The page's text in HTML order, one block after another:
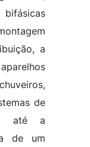
a
de
até a
de um